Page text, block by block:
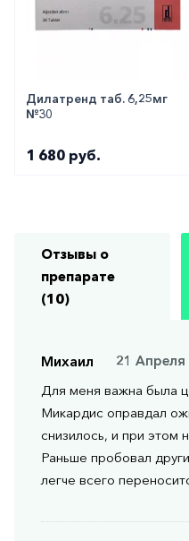
Дилатренд таб. 6,25мг
№30
1 680 руб.
Отзывы о
препарате
(10)
Михаил
21 Апреля
Для меня важна была
Микардис оправдал
снизилось, и при этом
Раньше пробовал
легче всего